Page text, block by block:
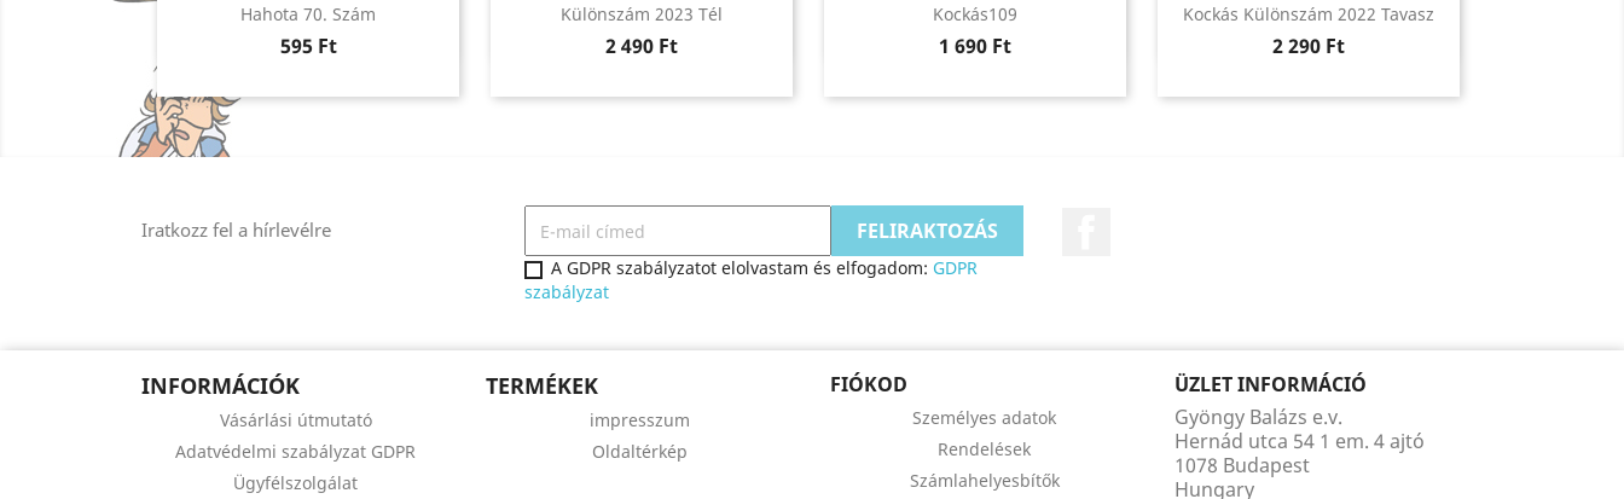
Hahota 70. Szám
Ár
595 Ft
Előnézet Különszám 2023 Tél
Ár
2 490 Ft
Előnézet Kockás109
Ár
1 690 Ft
Előnézet Kockás Különszám 2022 Tavasz
Ár
2 290 Ft
Előnézet
Iratkozz fel a hírlevélre
A GDPR szabályzatot elolvastam és elfogadom: GDPR
szabályzat
INFORMÁCIÓK
Vásárlási útmutató
Adatvédelmi szabályzat GDPR
Ügyfélszolgálat
TERMÉKEK
impresszum
Oldaltérkép
FIÓKOD
Személyes adatok
Rendelések
Számlahelyesbítők
ÜZLET INFORMÁCIÓ
Gyöngy Balázs e.v.
Hernád utca 54 1 em. 4 ajtó
1078 Budapest
Hungary